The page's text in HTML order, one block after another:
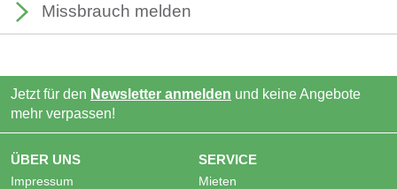
Missbrauch melden
Jetzt für den Newsletter anmelden und keine Angebote
mehr verpassen!
ÜBER UNS
Impressum
SERVICE
Mieten